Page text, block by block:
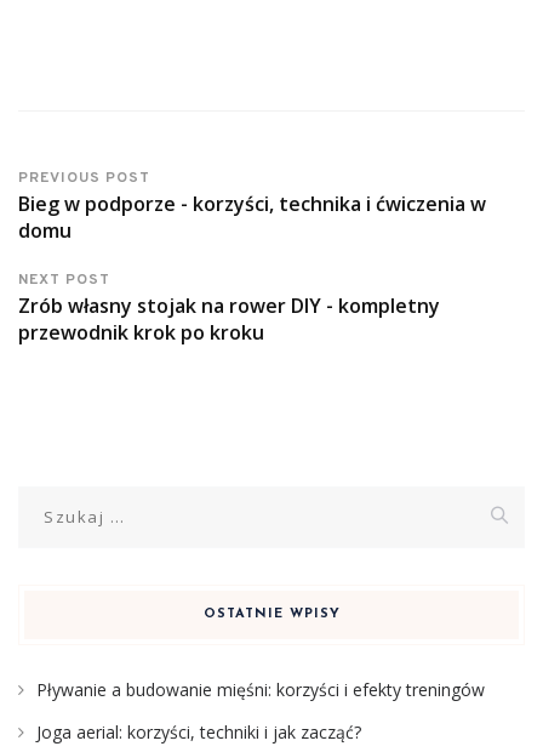
PREVIOUS POST
Bieg w podporze - korzyści, technika i ćwiczenia w
domu
NEXT POST
Zrób własny stojak na rower DIY - kompletny
przewodnik krok po kroku
OSTATNIE WPISY
Pływanie a budowanie mięśni: korzyści i efekty treningów
Joga aerial: korzyści, techniki i jak zacząć?